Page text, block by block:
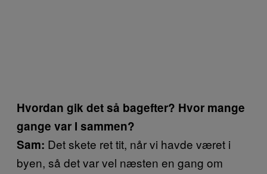
Hvordan gik det så bagefter? Hvor mange
gange var I sammen?
Sam: Det skete ret tit, når vi havde været i
byen, så det var vel næsten en gang om